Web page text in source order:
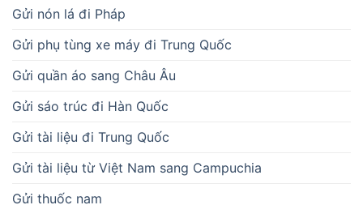
Gửi nón lá đi Pháp
Gửi phụ tùng xe máy đi Trung Quốc
Gửi quần áo sang Châu Âu
Gửi sáo trúc đi Hàn Quốc
Gửi tài liệu đi Trung Quốc
Gửi tài liệu từ Việt Nam sang Campuchia
Gửi thuốc nam